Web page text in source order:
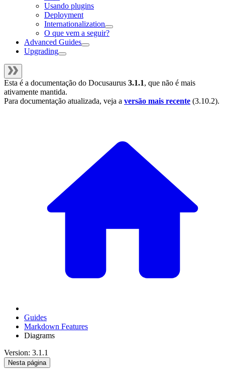
Usando plugins
Deployment
Internationalization
O que vem a seguir?
Advanced Guides
Upgrading
Esta é a documentação do Docusaurus 3.1.1, que não é mais
ativamente mantida.
Para documentação atualizada, veja a versão mais recente (3.10.2).
Guides
Markdown Features
Diagrams
Version: 3.1.1
Nesta página